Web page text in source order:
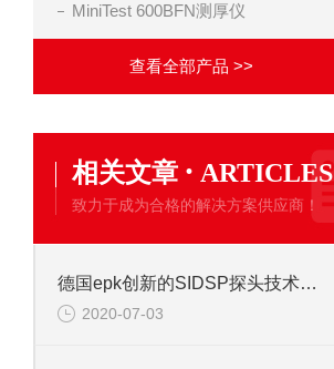
MiniTest 600BFN测厚仪
查看全部产品 >>
相关文章 · ARTICLES
致力于成为合格的解决方案供应商！
德国epk创新的SIDSP探头技术有何优势？
2020-07-03